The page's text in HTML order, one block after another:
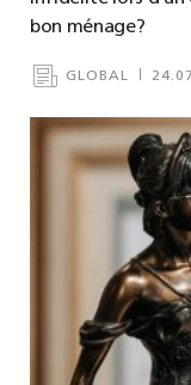
bon ménage?
GLOBAL